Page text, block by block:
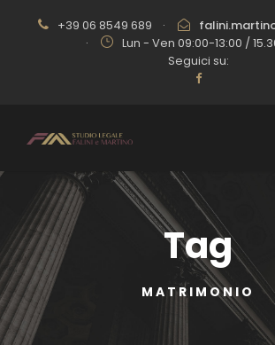
+39 06 8549 689 ·
·
Lun - Ven 09:00-13:00 /
Seguici su:
Tag
MATRIMONIO